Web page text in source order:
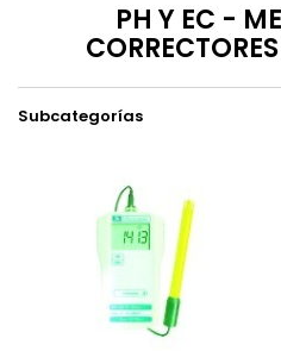
PH Y EC -
Subcategorías